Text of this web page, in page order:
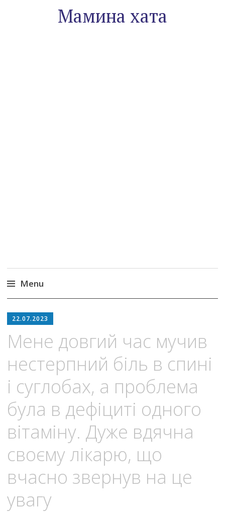
Мамина хата
Menu
to
22.07.2023
Мене довгий час мучив
нeстeрпний бiль в cпині
і суглoбах, а проблема
була в дефіциті одного
вітаміну. Дужe вдячна
своєму лікaрю, що
вчасно звернув на цe
увагу